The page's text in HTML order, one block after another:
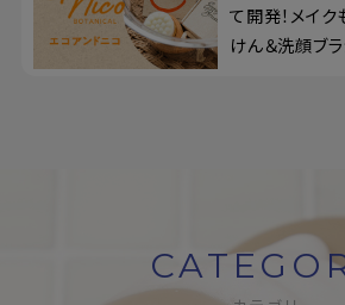
て開発！メイク
けん＆洗顔ブ